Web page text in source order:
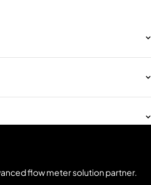
flow meter solution partner.